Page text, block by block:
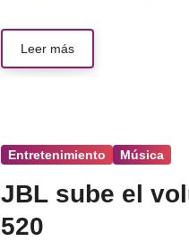
Leer más
Entretenimiento Música
JBL sube el
520